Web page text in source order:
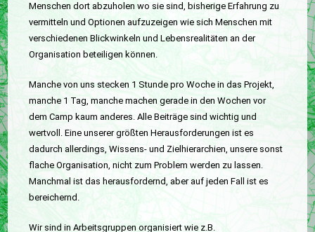
Menschen dort abzuholen wo sie sind, bisherige Erfahrung zu
vermitteln und Optionen aufzuzeigen wie sich Menschen mit
verschiedenen Blickwinkeln und Lebensrealitäten an der
Organisation beteiligen können.
Manche von uns stecken 1 Stunde pro Woche in das Projekt,
manche 1 Tag, manche machen gerade in den Wochen vor
dem Camp kaum anderes. Alle Beiträge sind wichtig und
wertvoll. Eine unserer größten Herausforderungen ist es
dadurch allerdings, Wissens- und Zielhierarchien, unsere sonst
flache Organisation, nicht zum Problem werden zu lassen.
Manchmal ist das herausfordernd, aber auf jeden Fall ist es
bereichernd.
Wir sind in Arbeitsgruppen organisiert wie z.B.